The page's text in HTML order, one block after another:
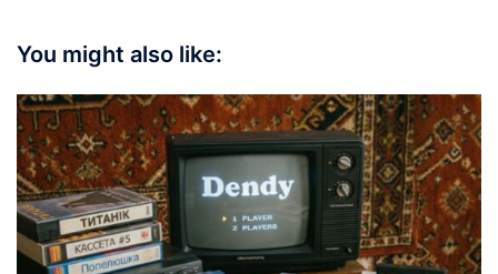
You might also like: